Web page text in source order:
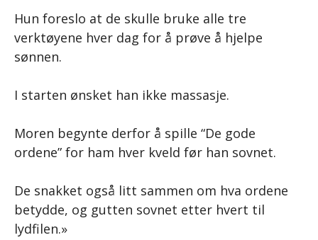
Hun foreslo at de skulle bruke alle tre
verktøyene hver dag for å prøve å hjelpe
sønnen.
I starten ønsket han ikke massasje.
Moren begynte derfor å spille “De gode
ordene” for ham hver kveld før han sovnet.
De snakket også litt sammen om hva ordene
betydde, og gutten sovnet etter hvert til
lydfilen.»